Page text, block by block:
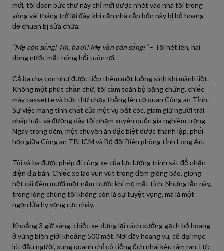
mới, tôi đoán bức thư này chỉ mới được nhét vào nhà tôi trong
vòng vài tháng trở lại đây, khi căn nhà cấp bốn này bị bỏ hoang
để chuẩn bị sửa chữa.
“Mẹ còn sống! Tín, ba ơi! Mẹ vẫn còn sống!”– Tôi hét lên, hai
dòng nước mắt nóng hổi tuôn rơi.
Cả ba cha con như được tiếp thêm một luồng sinh khí mãnh liệt.
Không một phút chần chừ, tôi cầm toàn bộ bằng chứng, chiếc
máy cassette và bức thư chạy thẳng lên cơ quan Công an Tỉnh.
Sự việc mang tính chất của một vụ bắt cóc, giam giữ người trái
pháp luật và đường dây tội phạm xuyên quốc gia nghiêm trọng.
Ngay trong đêm, một chuyên án đặc biệt được thành lập, phối
hợp giữa Công an TP.HCM và Bộ đội Biên phòng tỉnh Long An.
Tôi và ba được phép đi cùng xe của lực lượng trinh sát để nhận
diện địa bàn. Chiếc xe lao vun vút trong đêm giông bão, giống
hệt cái đêm mười một năm trước khi mẹ mất tích. Nhưng lần này,
trong lòng chúng tôi không còn là sự tuyệt vọng, mà là một
ngọn lửa hy vọng rực cháy.
Khoảng 3 giờ sáng, chiếc xe dừng lại cách xưởng gạch bỏ hoang
ở vùng biên giới khoảng 500 mét. Nơi đây hoang vu, cỏ dại mọc
lút đầu người, xung quanh chỉ có tiếng ếch nhái kêu râm ran. Lực